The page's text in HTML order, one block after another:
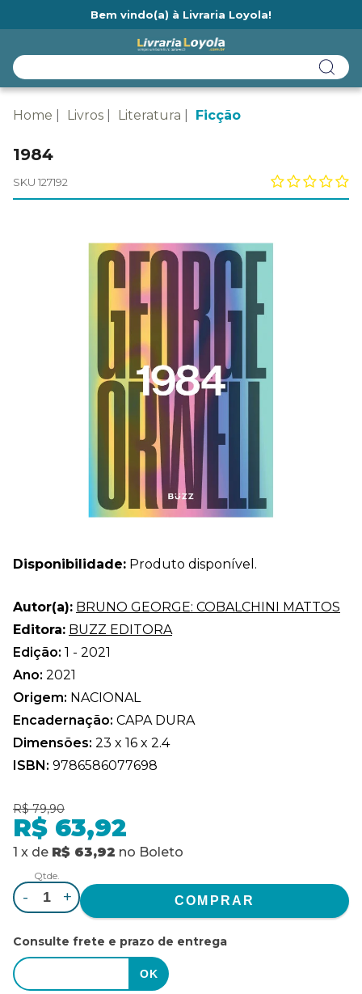
Bem vindo(a) à Livraria Loyola!
Home Livros Literatura Ficção
1984
SKU 127192
Disponibilidade: Produto disponível.
Autor(a): BRUNO GEORGE: COBALCHINI MATTOS
Editora: BUZZ EDITORA
Edição: 1 - 2021
Ano: 2021
Origem: NACIONAL
Encadernação: CAPA DURA
Dimensões: 23 x 16 x 2.4
ISBN: 9786586077698
R$ 79,90
R$ 63,92
1 x de R$ 63,92 no Boleto
Qtde.
- +
Consulte frete e prazo de entrega